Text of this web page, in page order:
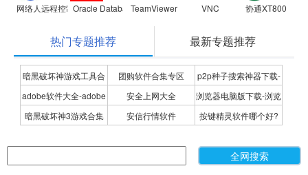
网络人远程控制软件Oracle Database Instant Client
TeamViewer VNC 协通XT800
热门专题推荐 最新专题推荐
暗黑破坏神游戏工具合
集
团购软件合集专区
p2p种子搜索神器下载-
P2P种子搜索神器专题
adobe软件大全-adobe
全系列软件下载-adobe
安全上网大全
浏览器电脑版下载-浏览
器下载合集
暗黑破坏神3游戏合集 安信行情软件
按键精灵软件哪个好?